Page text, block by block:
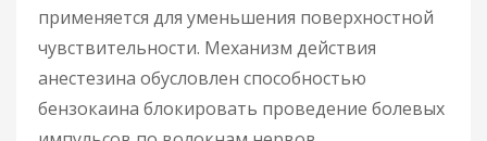
применяется для уменьшения поверхностной
чувствительности. Механизм действия
анестезина обусловлен способностью
бензокаина блокировать проведение болевых